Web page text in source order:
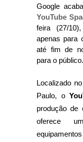
Google
YouTube
feira (27/
apenas para
até fim de
para o público.
Localizado
Paulo, o
produção de
oferece